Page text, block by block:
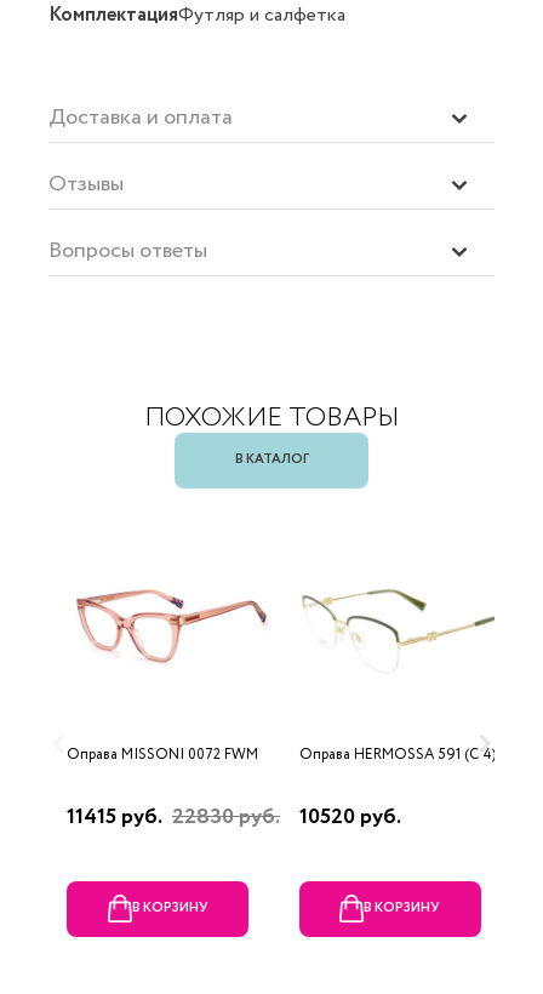
КомплектацияФутляр и салфетка
Доставка и оплата
Отзывы
Вопросы ответы
ПОХОЖИЕ ТОВАРЫ
В КАТАЛОГ
Оправа MISSONI 0072 FWM
11415 руб. 22830 руб.
В КОРЗИНУ
Оправа HERMOSSA 591 (C 4)
10520 руб.
В КОРЗИНУ